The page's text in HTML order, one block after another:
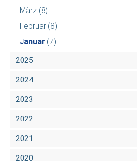
März (8)
Februar (8)
Januar (7)
2025
2024
2023
2022
2021
2020